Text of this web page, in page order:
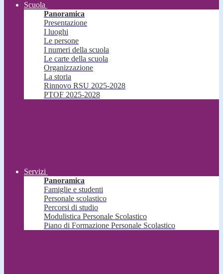
Scuola
Panoramica
Presentazione
I luoghi
Le persone
I numeri della scuola
Le carte della scuola
Organizzazione
La storia
Rinnovo RSU 2025-2028
PTOF 2025-2028
Servizi
Panoramica
Famiglie e studenti
Personale scolastico
Percorsi di studio
Modulistica Personale Scolastico
Piano di Formazione Personale Scolastico